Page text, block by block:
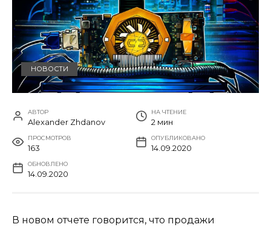
НОВОСТИ
АВТОР
Alexander Zhdanov
НА ЧТЕНИЕ
2 мин
ПРОСМОТРОВ
163
ОПУБЛИКОВАНО
14.09.2020
ОБНОВЛЕНО
14.09.2020
В новом отчете говорится, что продажи